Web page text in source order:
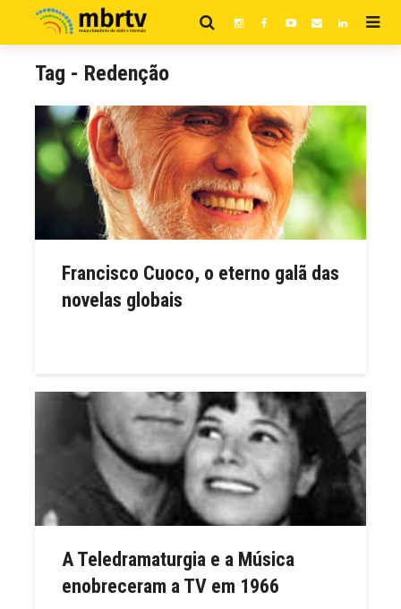
Tag - Redenção
Francisco Cuoco, o eterno galã das
novelas globais
A Teledramaturgia e a Música
enobreceram a TV em 1966